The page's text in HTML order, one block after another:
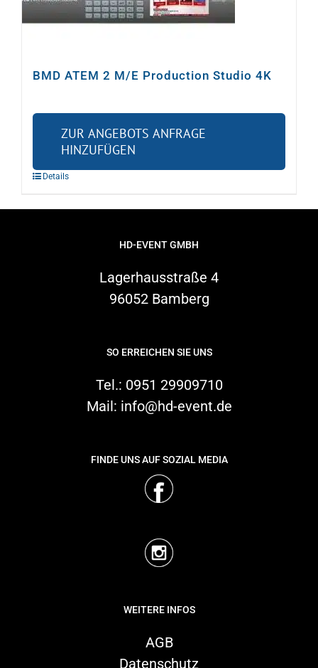
Gebrauchtes
Warenkorb
BMD ATEM 2 M/E Production Studio 4K
ZUR ANGEBOTS ANFRAGE
HINZUFÜGEN
Details
HD-EVENT GMBH
Lagerhausstraße 4
96052 Bamberg
SO ERREICHEN SIE UNS
Tel.: 0951 29909710
Mail: info@hd-event.de
FINDE UNS AUF SOZIAL MEDIA
WEITERE INFOS
AGB
Datenschutz